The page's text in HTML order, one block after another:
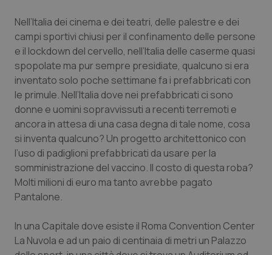
Lazio
Liguria
Lombardia
Marche
Molise
Piemonte
Provincia Autonoma di Trento
Diabete & glucometri
Disturbi dell’umore
Dolore
Donna & Salute
Epatiti
HIV
Ipertensione & Scompenso
Nell’Italia dei cinema e dei teatri, delle palestre e dei
campi sportivi chiusi per il confinamento delle persone
e il lockdown del cervello, nell’Italia delle caserme quasi
spopolate ma pur sempre presidiate, qualcuno si era
inventato solo poche settimane fa i prefabbricati con
le primule. Nell’Italia dove nei prefabbricati ci sono
donne e uomini sopravvissuti a recenti terremoti e
ancora in attesa di una casa degna di tale nome, cosa
si inventa qualcuno? Un progetto architettonico con
l’uso di padiglioni prefabbricati da usare per la
somministrazione del vaccino. Il costo di questa roba?
Molti milioni di euro ma tanto avrebbe pagato
Pantalone.
In una Capitale dove esiste il Roma Convention Center
La Nuvola e ad un paio di centinaia di metri un Palazzo